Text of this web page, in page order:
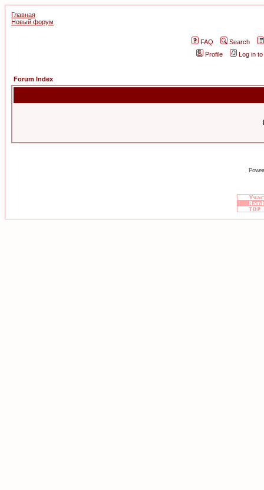
Главная
Новый форум
FAQ
Search
Profile
Log in
Forum Index